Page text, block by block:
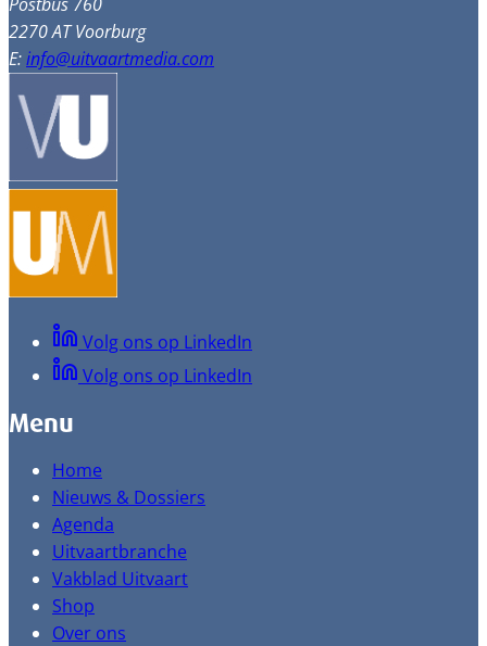
2270 AT Voorburg
E:info@uitvaartmedia.com
Volg ons op LinkedIn
Volg ons op LinkedIn
Menu
Home
Nieuws & Dossiers
Agenda
Uitvaartbranche
Vakblad Uitvaart
Shop
Over ons